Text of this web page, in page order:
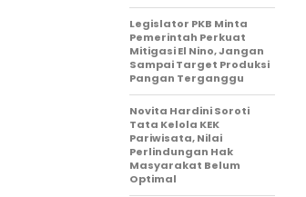
Legislator PKB Minta
Pemerintah Perkuat
Mitigasi El Nino, Jangan
Sampai Target Produksi
Pangan Terganggu
Novita Hardini Soroti
Tata Kelola KEK
Pariwisata, Nilai
Perlindungan Hak
Masyarakat Belum
Optimal